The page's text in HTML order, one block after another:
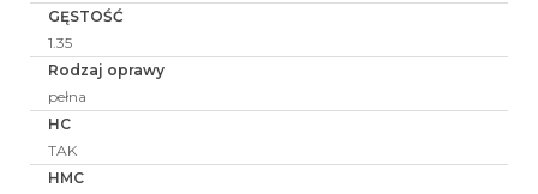
GĘSTOŚĆ
1.35
Rodzaj oprawy
pełna
HC
TAK
HMC